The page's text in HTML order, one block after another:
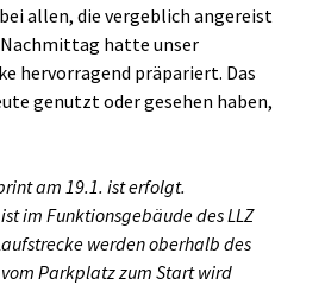
allen, die vergeblich angereist
hatte unser
hervorragend präpariert. Das
genutzt oder gesehen haben,
am 19.1. ist erfolgt.
im Funktionsgebäude des LLZ
werden oberhalb des
vom Parkplatz zum Start wird